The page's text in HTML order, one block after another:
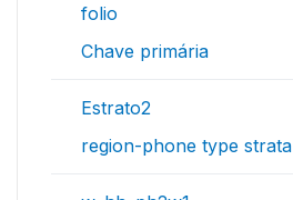
folio
Chave primária
Estrato2
region-phone type strata